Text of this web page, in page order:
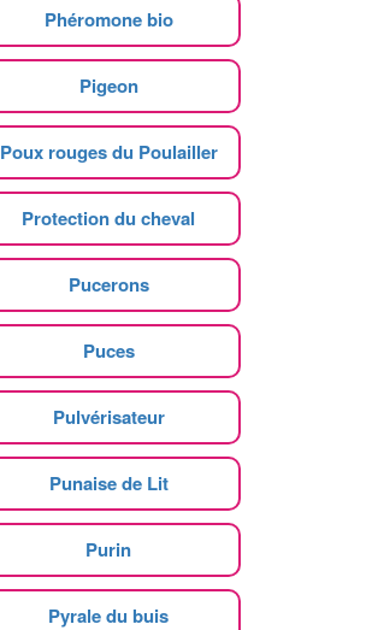
Phéromone bio
Pigeon
Poux rouges du Poulailler
Protection du cheval
Pucerons
Puces
Pulvérisateur
Punaise de Lit
Purin
Pyrale du buis